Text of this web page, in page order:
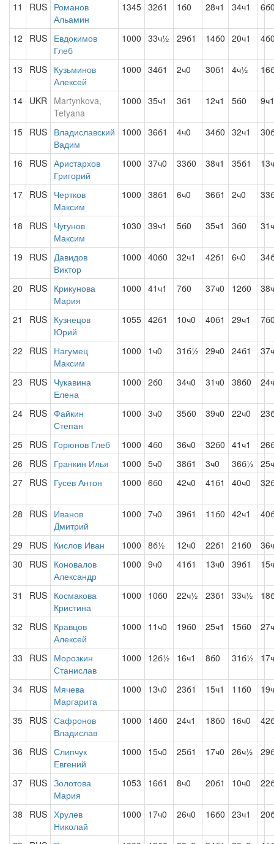
11 RUS Романов
Альамин
1345 32б1 1б0 28ч1 34ч1
12 RUS Евдокимов
Глеб
1000 33ч½ 29б1 14б0 20ч1
13 RUS Кузьминов
Алексей
1000 34б1 2ч0 30б1 4ч½
14 UKR Martynkova,
Tetyana
1000 35ч1 3б1 12ч1 5б0 9ч1
15 RUS Владиславский
Вадим
1000 36б1 4ч0 34б0 32ч1
16 RUS Аристархов
Григорий
1000 37ч0 33б0 38ч1 35б1
17 RUS Чертков
Максим
1000 38б1 6ч0 36б1 2ч0
18 RUS Чугунов
Максим
1030 39ч1 5б0 35ч1 3б0
19 RUS Давидов
Виктор
1000 40б0 32ч1 42б1 6ч0
20 RUS Крикунова
Мария
1000 41ч1 7б0 37ч0 12б0
21 RUS Кузнецов
Юрий
1055 42б1 10ч0 40б1 29ч1
22 RUS Нагумец
Максим
1000 1ч0 31б½ 29ч0 24б1
23 RUS Чукавина
Елена
1000 2б0 34ч0 31ч0 38б0
24 RUS Файкин
Степан
1000 3ч0 35б0 39ч0 22ч0
25 RUS Горюнов Глеб 1000 4б0 36ч0 32б0 41ч1
26
RUS Гранкин Илья 1000 5ч0 38б1 3ч0 36б½
27 RUS Гусев Антон 1000 6б0 42ч0 41б1 40ч0
28 RUS Иванов
Дмитрий
1000 7ч0 39б1 11б0 42ч1
29 RUS Кислов Иван 1000 8б½ 12ч0 22б1 21б0
30
RUS Коновалов
Александр
1000 9ч0 41б1 13ч0 39б1
31 RUS Космакова
Кристина
1000 10б0 22ч½ 23б1 33ч½
32 RUS Кравцов
Алексей
1000 11ч0 19б0 25ч1 15б0
33 RUS Морозкин
Станислав
1000 12б½ 16ч1 8б0 31б½
34 RUS Мячева
Маргарита
1000 13ч0 23б1 15ч1 11б0
35 RUS Сафронов
Владислав
1000 14б0 24ч1 18б0 16ч0
36 RUS Слипчук
Евгений
1000 15ч0 25б1 17ч0 26ч½
37 RUS Золотова
Мария
1053 16б1 8ч0 20б1 10ч0
38 RUS Хрулев
Николай
1000 17ч0 26ч0 16б0 23ч1